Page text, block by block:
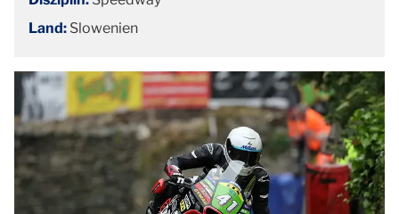
Land: Slowenien